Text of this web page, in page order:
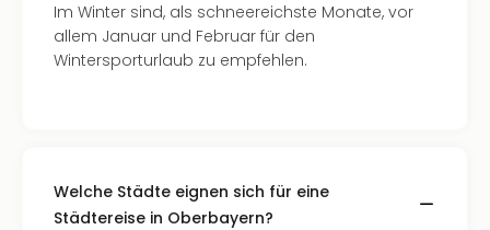
Im Winter sind, als schneereichste Monate, vor
allem Januar und Februar für den
Wintersporturlaub zu empfehlen.
Welche Städte eignen sich für eine
Städtereise in Oberbayern?